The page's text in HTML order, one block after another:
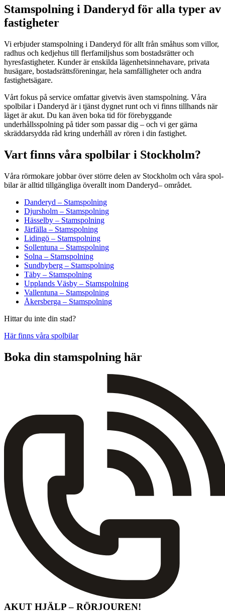
Stamspolning i Danderyd för alla typer av
fastigheter
Vi erbjuder stamspolning i Danderyd för allt från småhus som villor,
radhus och kedjehus till flerfamiljshus som bostadsrätter och
hyresfastigheter. Kunder är enskilda lägenhetsinnehavare, privata
husägare, bostadsrättsföreningar, hela samfälligheter och andra
fastighetsägare.
Vårt fokus på service omfattar givetvis även stamspolning. Våra
spolbilar i Danderyd är i tjänst dygnet runt och vi finns tillhands när
läget är akut. Du kan även boka tid för förebyggande
underhållsspolning på tider som passar dig – och vi ger gärna
skräddarsydda råd kring underhåll av rören i din fastighet.
Vart finns våra spolbilar i Stockholm?
Våra rörmokare job­bar över större delen av Stock­holm och våra spol­
bi­lar är alltid till­gäng­li­ga över­allt inom Dan­deryd– området.
Danderyd – Stamspolning
Djursholm – Stamspolning
Hässelby – Stamspolning
Järfälla – Stamspolning
Lidingö – Stamspolning
Sollentuna – Stamspolning
Solna – Stamspolning
Sundbyberg – Stamspolning
Täby – Stamspolning
Upplands Väsby – Stamspolning
Vallentuna – Stamspolning
Åkersberga – Stamspolning
Hittar du inte din stad?
Här finns våra spolbilar
Boka din stamspolning här
AKUT HJÄLP – RÖRJOUREN!